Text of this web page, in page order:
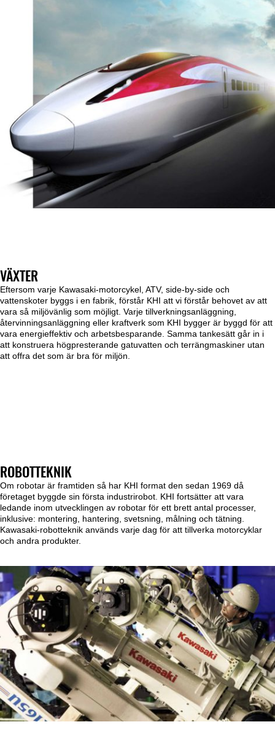
VÄXTER
Eftersom varje Kawasaki-motorcykel, ATV, side-by-side och
vattenskoter byggs i en fabrik, förstår KHI att vi förstår behovet av att
vara så miljövänlig som möjligt. Varje tillverkningsanläggning,
återvinningsanläggning eller kraftverk som KHI bygger är byggd för att
vara energieffektiv och arbetsbesparande. Samma tankesätt går in i
att konstruera högpresterande gatuvatten och terrängmaskiner utan
att offra det som är bra för miljön.
ROBOTTEKNIK
Om robotar är framtiden så har KHI format den sedan 1969 då
företaget byggde sin första industrirobot. KHI fortsätter att vara
ledande inom utvecklingen av robotar för ett brett antal processer,
inklusive: montering, hantering, svetsning, målning och tätning.
Kawasaki-robotteknik används varje dag för att tillverka motorcyklar
och andra produkter.